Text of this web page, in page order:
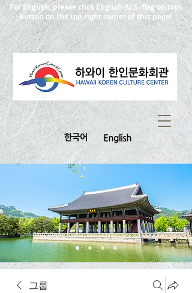
For English, please click English (U.S. flag on top)
button on the top right corner of this page!
그룹